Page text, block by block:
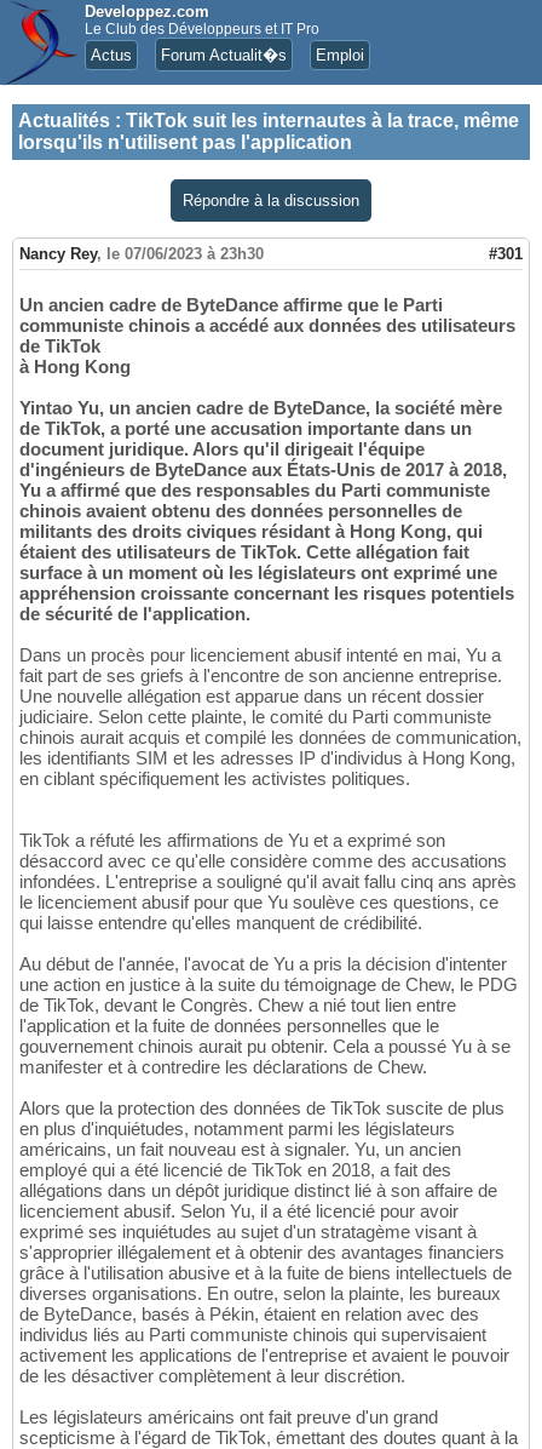
Developpez.com
Le Club des Développeurs et IT Pro
Actus Forum Actualit�s Emploi
Actualités : TikTok suit les internautes à la trace, même
lorsqu'ils n'utilisent pas l'application
Répondre à la discussion
Nancy Rey, le 07/06/2023 à 23h30 #301
Un ancien cadre de ByteDance affirme que le Parti
communiste chinois a accédé aux données des utilisateurs
de TikTok
à Hong Kong
Yintao Yu, un ancien cadre de ByteDance, la société mère
de TikTok, a porté une accusation importante dans un
document juridique. Alors qu'il dirigeait l'équipe
d'ingénieurs de ByteDance aux États-Unis de 2017 à 2018,
Yu a affirmé que des responsables du Parti communiste
chinois avaient obtenu des données personnelles de
militants des droits civiques résidant à Hong Kong, qui
étaient des utilisateurs de TikTok. Cette allégation fait
surface à un moment où les législateurs ont exprimé une
appréhension croissante concernant les risques potentiels
de sécurité de l'application.
Dans un procès pour licenciement abusif intenté en mai, Yu a
fait part de ses griefs à l'encontre de son ancienne entreprise.
Une nouvelle allégation est apparue dans un récent dossier
judiciaire. Selon cette plainte, le comité du Parti communiste
chinois aurait acquis et compilé les données de communication,
les identifiants SIM et les adresses IP d'individus à Hong Kong,
en ciblant spécifiquement les activistes politiques.
TikTok a réfuté les affirmations de Yu et a exprimé son
désaccord avec ce qu'elle considère comme des accusations
infondées. L'entreprise a souligné qu'il avait fallu cinq ans après
le licenciement abusif pour que Yu soulève ces questions, ce
qui laisse entendre qu'elles manquent de crédibilité.
Au début de l'année, l'avocat de Yu a pris la décision d'intenter
une action en justice à la suite du témoignage de Chew, le PDG
de TikTok, devant le Congrès. Chew a nié tout lien entre
l'application et la fuite de données personnelles que le
gouvernement chinois aurait pu obtenir. Cela a poussé Yu à se
manifester et à contredire les déclarations de Chew.
Alors que la protection des données de TikTok suscite de plus
en plus d'inquiétudes, notamment parmi les législateurs
américains, un fait nouveau est à signaler. Yu, un ancien
employé qui a été licencié de TikTok en 2018, a fait des
allégations dans un dépôt juridique distinct lié à son affaire de
licenciement abusif. Selon Yu, il a été licencié pour avoir
exprimé ses inquiétudes au sujet d'un stratagème visant à
s'approprier illégalement et à obtenir des avantages financiers
grâce à l'utilisation abusive et à la fuite de biens intellectuels de
diverses organisations. En outre, selon la plainte, les bureaux
de ByteDance, basés à Pékin, étaient en relation avec des
individus liés au Parti communiste chinois qui supervisaient
activement les applications de l'entreprise et avaient le pouvoir
de les désactiver complètement à leur discrétion.
Les législateurs américains ont fait preuve d'un grand
scepticisme à l'égard de TikTok, émettant des doutes quant à la